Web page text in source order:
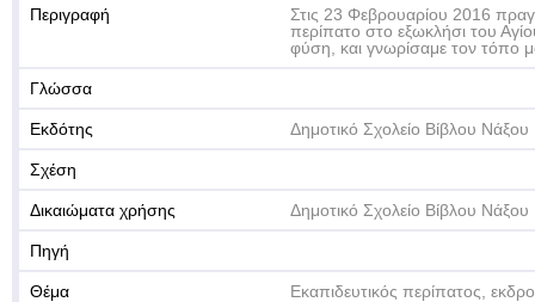
Περιγραφή
Στις 23 Φεβρουαρίου 2016
περίπατο στο εξωκλήσι του
φύση, και γνωρίσαμε τον τόπο
Γλώσσα
Εκδότης Δημοτικό Σχολείο Βίβλου Νάξου
Σχέση
Δικαιώματα χρήσης Δημοτικό Σχολείο Βίβλου Νάξου
Πηγή
Θέμα Εκαπιδευτικός περίπατος,